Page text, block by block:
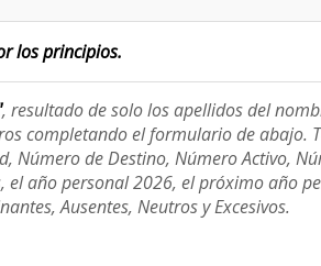
los principios.
, resultado de solo los apellidos del
completando el formulario de abajo.
Número de Destino, Número Activo,
el año personal 2026, el próximo año
Ausentes, Neutros y Excesivos.